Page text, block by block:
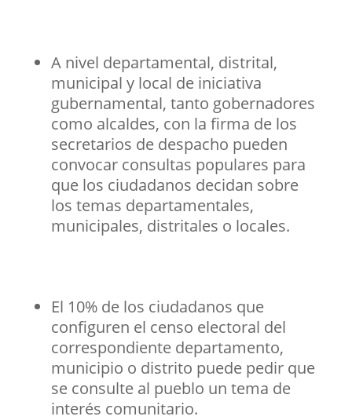
A nivel departamental, distrital,
municipal y local de iniciativa
gubernamental, tanto gobernadores
como alcaldes, con la firma de los
secretarios de despacho pueden
convocar consultas populares para
que los ciudadanos decidan sobre
los temas departamentales,
municipales, distritales o locales.
El 10% de los ciudadanos que
configuren el censo electoral del
correspondiente departamento,
municipio o distrito puede pedir que
se consulte al pueblo un tema de
interés comunitario.